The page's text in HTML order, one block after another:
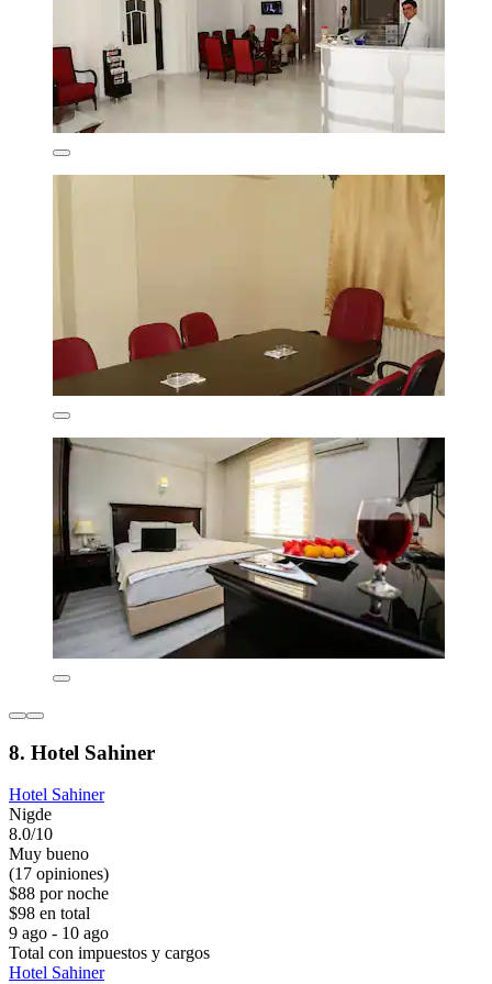
8. Hotel Sahiner
Hotel Sahiner
Nigde
8.0/10
Muy bueno
(17 opiniones)
$88 por noche
$98 en total
9 ago - 10 ago
Total con impuestos y cargos
Hotel Sahiner